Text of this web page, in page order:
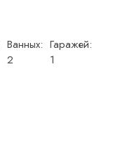
Ванных:
2
Гаражей:
1